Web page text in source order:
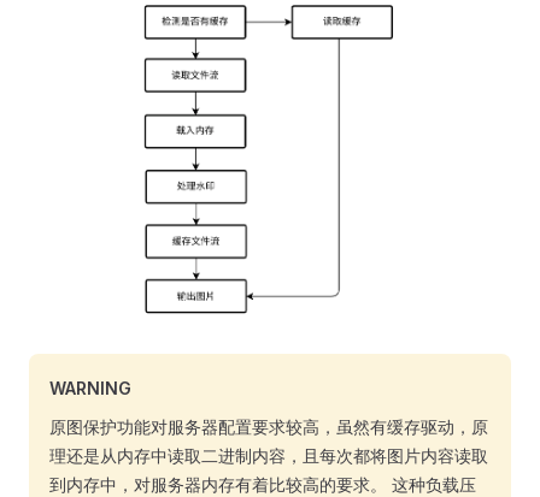
WARNING
原图保护功能对服务器配置要求较高，虽然有缓存驱动，原
理还是从内存中读取二进制内容，且每次都将图片内容读取
到内存中，对服务器内存有着比较高的要求。 这种负载压